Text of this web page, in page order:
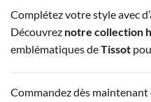
Complétez votre style avec
Découvrez notre collection
emblématiques deTissot
Commandez dès